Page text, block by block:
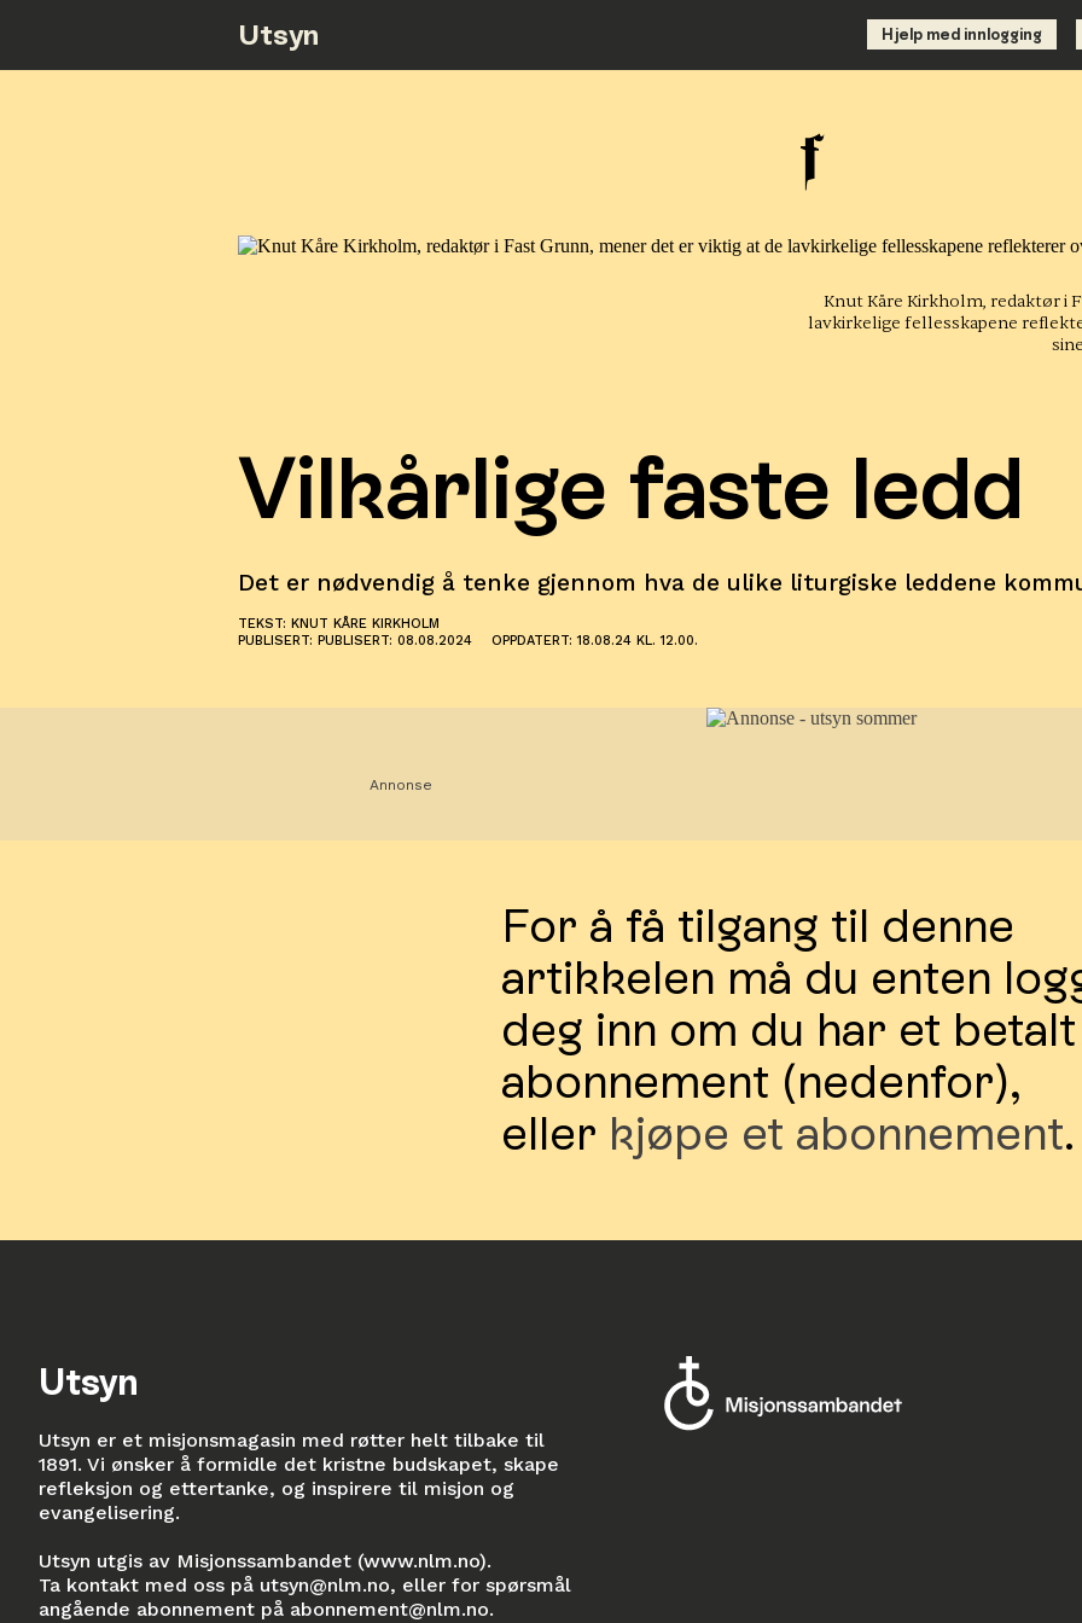
Utsyn Hjelp med innlogging
Knut Kåre Kirkholm, redaktør i
lavkirkelige fellesskapene
Vilkårlige faste ledd
Det er nødvendig å tenke gjennom hva de ulike liturgiske leddene
TEKST: KNUT KÅRE KIRKHOLM
PUBLISERT: PUBLISERT: 08.08.2024
OPPDATERT: 18.08.24 KL. 12.00.
Annonse
For å få tilgang til denne
artikkelen må du enten
deg inn om du har et betalt
abonnement (nedenfor),
eller kjøpe et abonnement.
Utsyn
Utsyn er et misjonsmagasin med røtter helt tilbake til
1891. Vi ønsker å formidle det kristne budskapet, skape
refleksjon og ettertanke, og inspirere til misjon og
evangelisering.
Utsyn utgis av Misjonssambandet (www.nlm.no).
Ta kontakt med oss på utsyn@nlm.no, eller for spørsmål
angående abonnement på abonnement@nlm.no.